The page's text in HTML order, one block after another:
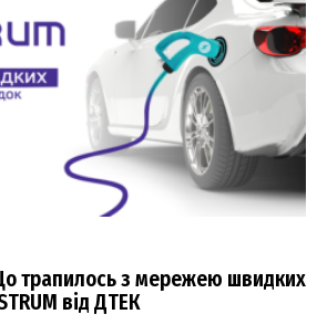
трапилось з мережею швидких
від ДТЕК